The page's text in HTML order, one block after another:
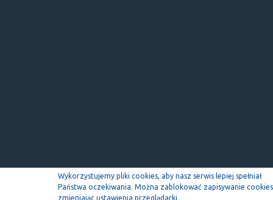
Wykorzystujemy pliki cookies, aby nasz serwis lepiej spełniał
Państwa oczekiwania. Można zablokować zapisywanie
zmieniając ustawienia przeglądarki.